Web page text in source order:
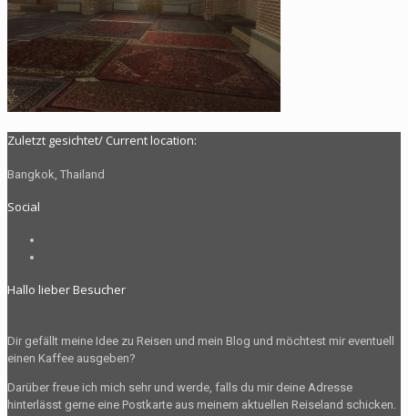
Zuletzt gesichtet/ Current location:
Bangkok, Thailand
Social
auf
radelman.t
anzeigen
Hallo lieber Besucher
Dir gefällt meine Idee zu Reisen und mein Blog und möchtest mir eventuell
einen Kaffee ausgeben?
Darüber freue ich mich sehr und werde, falls du mir deine Adresse
hinterlässt gerne eine Postkarte aus meinem aktuellen Reiseland schicken.